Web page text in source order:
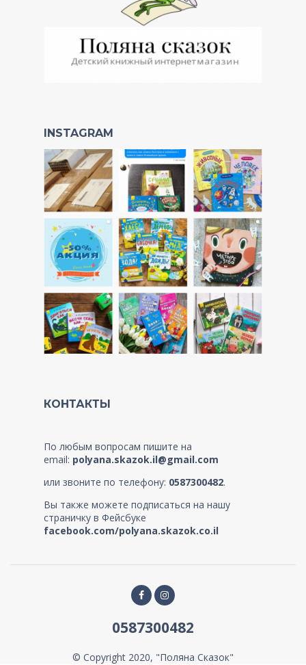
INSTAGRAM
КОНТАКТЫ
По любым вопросам пишите на
email: polyana.skazok.il@gmail.com
или звоните по телефону: 0587300482.
Вы также можете подписаться на нашу
страничку в Фейсбуке
facebook.com/polyana.skazok.co.il
0587300482
© Copyright 2020, "Поляна Сказок"